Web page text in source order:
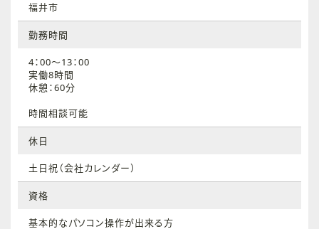
福井市
勤務時間
4：00～13：00
実働8時間
休憩：60分
時間相談可能
休日
土日祝（会社カレンダー）
資格
基本的なパソコン操作が出来る方